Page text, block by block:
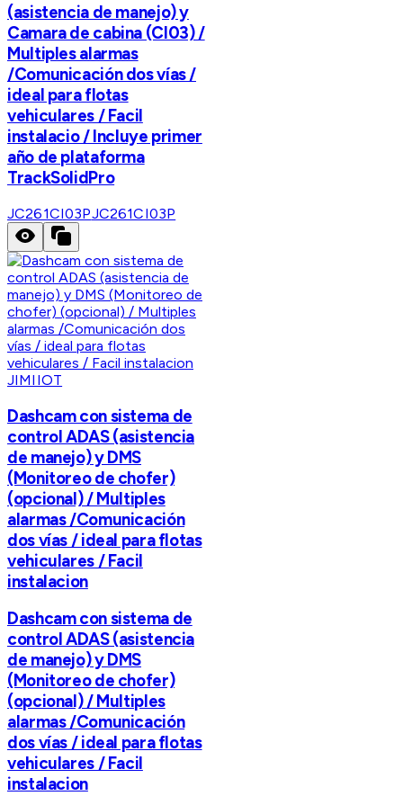
(asistencia de manejo) y
Camara de cabina (CI03) /
Multiples alarmas
/Comunicación dos vías /
ideal para flotas
vehiculares / Facil
instalacio / Incluye primer
año de plataforma
TrackSolidPro
JC261CI03PJC261CI03P
JIMIIOT
Dashcam con sistema de
control ADAS (asistencia
de manejo) y DMS
(Monitoreo de chofer)
(opcional) / Multiples
alarmas /Comunicación
dos vías / ideal para flotas
vehiculares / Facil
instalacion
Dashcam con sistema de
control ADAS (asistencia
de manejo) y DMS
(Monitoreo de chofer)
(opcional) / Multiples
alarmas /Comunicación
dos vías / ideal para flotas
vehiculares / Facil
instalacion